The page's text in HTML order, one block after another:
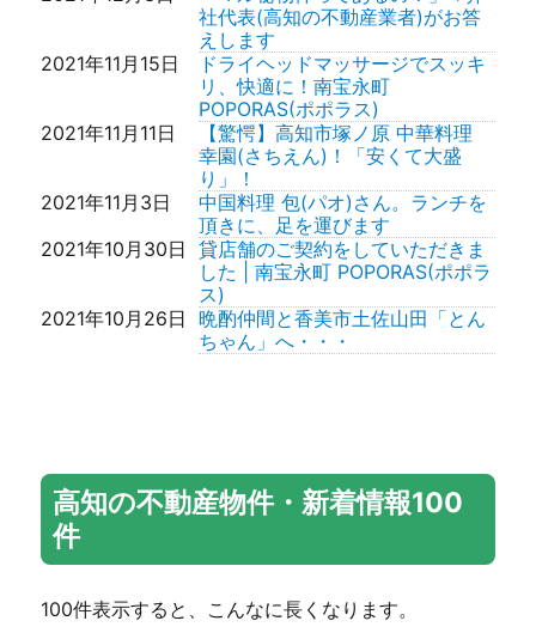
1,399万円(税込） 3LDK 73.4㎡
(約22.2坪)価格変更しました。
2026年7月10日
高知市十津5丁目 建築条件付売地
7,096,950円3.3㎡＠ 13.5万円
173.78㎡ (約52.57坪)
2026年7月9日
高知市福井町新築住宅 3,180万円
（税込)3LDK 115.70㎡（約34.99
坪）動画アップしました。
2026年7月7日
高知市大津乙 リフォーム済住宅
2,199万円（税込）4LDK 108.33
㎡（約32.76坪）
2026年7月6日
高知市鴨部二丁目リフォーム済住
宅 2,799万円 4LDK 106.74㎡（約
32.28坪）
2026年7月5日
高知市弥生町 リフォーム済住宅
2,399万円( 税込） 5LDK 100.20
画アップしました。
2026年6月30日
高知市百石町2丁目③ 新築住宅
3,180万円(税込）3LDK 94.02㎡
た。
（税込）3LDK 126.68㎡(約38.32
売却相談はメイクハウジングへ！
お問い合わせ(高知市不動産) | 高
知・高知市の不動産情報はメイク
ハウジングへ！
不動産豆知識(高知市不動産) | 高
知・高知市の不動産情報はメイク
ハウジングへ！
会社案内(高知市不動産) | 高知・
高知市の不動産情報はメイクハウ
ジングへ！
2018年1月10日
お探しのページはありませんでし
た。
社代表(高知の不動産業者)がお答
えします
2021年11月15日
ドライヘッドマッサージでスッキ
リ、快適に！南宝永町
POPORAS(ポポラス)
2021年11月11日
【驚愕】高知市塚ノ原 中華料理
幸園(さちえん)！「安くて大盛
り」！
2021年11月3日
中国料理 包(パオ)さん。ランチを
頂きに、足を運びます
2021年10月30日 貸店舗のご契約をしていただきま
した | 南宝永町 POPORAS(ポポラ
ス)
2021年10月26日 晩酌仲間と香美市土佐山田「とん
ちゃん」へ・・・
高知の不動産物件・新着情報100
件
100件表示すると、こんなに長くなります。